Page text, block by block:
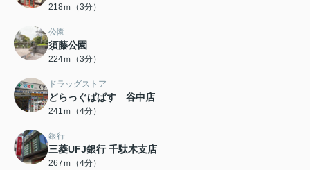
218ｍ（3分）
公園
須藤公園
224ｍ（3分）
ドラッグストア
どらっぐぱぱす 谷中店
241ｍ（4分）
銀行
三菱UFJ銀行 千駄木支店
267ｍ（4分）